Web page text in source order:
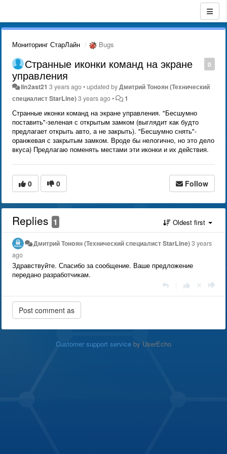
Мониторинг СтарЛайн Bugs
0
Странные иконки команд на экране
управления
lin2ast21 3 years ago•updated byДмитрий Тонoян (Технический
специалист StarLine)3 years ago• 1
Странные иконки команд на экране управления. "Бесшумно
поставить"-зеленая с открытым замком (выглядит как будто
предлагает открыть авто, а не закрыть). "Бесшумно снять"-
оранжевая с закрытым замком. Вроде бы нелогично, но это дело
вкуса) Предлагаю поменять местами эти иконки и их действия.
0 0 Follow
Replies 1 Oldest first
Дмитрий Тонoян (Технический специалист StarLine)3 years
ago
Здравствуйте. Спасибо за сообщение. Ваше предложение
передано разработчикам.
Customer support service by UserEcho